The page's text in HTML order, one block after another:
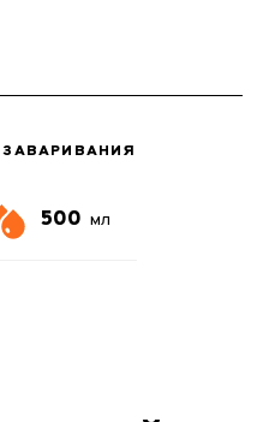
500 мл